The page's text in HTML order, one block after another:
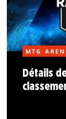
MTG
Détails